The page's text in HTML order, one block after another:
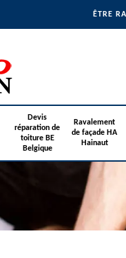
ÊTRE
Devis
réparation de
toiture BE
Belgique
Ravalement
de façade HA
Hainaut